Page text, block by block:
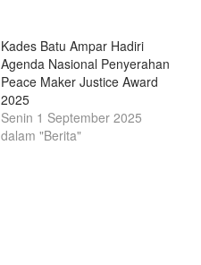
Kades Batu Ampar Hadiri
Agenda Nasional Penyerahan
Peace Maker Justice Award
2025
Senin 1 September 2025
dalam "Berita"